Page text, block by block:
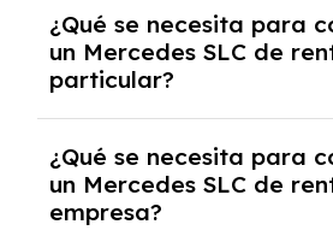
pero puede haber
cancelación anticipada. Es
las condiciones del contrato
experto que te asesore.
¿Qué se necesita para
un Mercedes SLC de
particular?
y, en algunos casos, una
crediticia y un pago inicial.
¿Qué se necesita para
un Mercedes SLC de
empresa?